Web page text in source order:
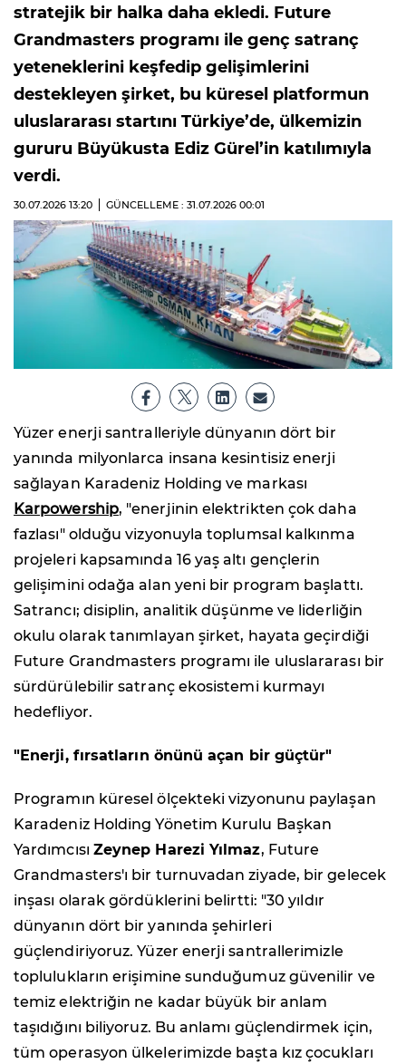
stratejik bir halka daha ekledi. Future
Grandmasters programı ile genç satranç
yeteneklerini keşfedip gelişimlerini
destekleyen şirket, bu küresel platformun
uluslararası startını Türkiye’de, ülkemizin
gururu Büyükusta Ediz Gürel’in katılımıyla
verdi.
30.07.2026 13:20 GÜNCELLEME : 31.07.2026 00:01
Yüzer enerji santralleriyle dünyanın dört bir
yanında milyonlarca insana kesintisiz enerji
sağlayan Karadeniz Holding ve markası
Karpowership, "enerjinin elektrikten çok daha
fazlası" olduğu vizyonuyla toplumsal kalkınma
projeleri kapsamında 16 yaş altı gençlerin
gelişimini odağa alan yeni bir program başlattı.
Satrancı; disiplin, analitik düşünme ve liderliğin
okulu olarak tanımlayan şirket, hayata geçirdiği
Future Grandmasters programı ile uluslararası bir
sürdürülebilir satranç ekosistemi kurmayı
hedefliyor.
"Enerji, fırsatların önünü açan bir güçtür"
Programın küresel ölçekteki vizyonunu paylaşan
Karadeniz Holding Yönetim Kurulu Başkan
Yardımcısı Zeynep Harezi Yılmaz, Future
Grandmasters'ı bir turnuvadan ziyade, bir gelecek
inşası olarak gördüklerini belirtti: "30 yıldır
dünyanın dört bir yanında şehirleri
güçlendiriyoruz. Yüzer enerji santrallerimizle
toplulukların erişimine sunduğumuz güvenilir ve
temiz elektriğin ne kadar büyük bir anlam
taşıdığını biliyoruz. Bu anlamı güçlendirmek için,
tüm operasyon ülkelerimizde başta kız çocukları